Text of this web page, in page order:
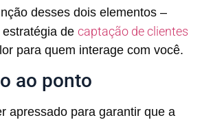
desses dois elementos –
de captação de clientes
para quem interage com você.
ao ponto
apressado para garantir que a